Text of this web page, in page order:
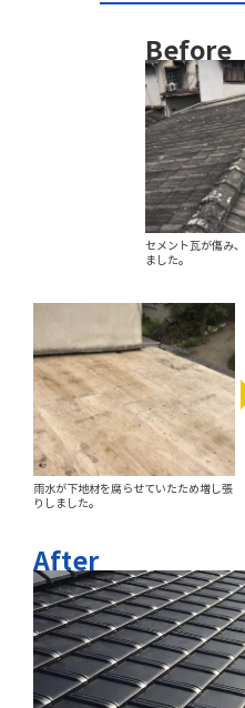
Before
セメント瓦が傷み
ました。
雨水が下地材を腐らせていたため増し張
りしました。
After